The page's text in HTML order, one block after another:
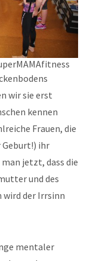
wir sie erst
kennen
Frauen, die
Geburt!) ihr
jetzt, dass die
und des
wird der Irrsinn
mentaler